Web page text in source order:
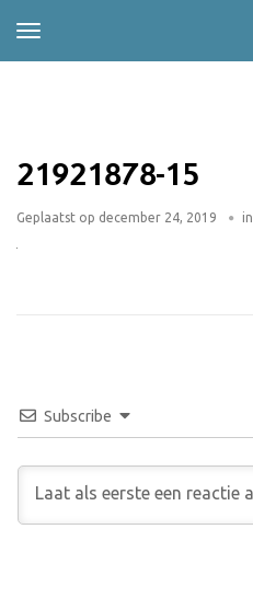
21921878-15
Geplaatst op december 24, 2019 in
Subscribe